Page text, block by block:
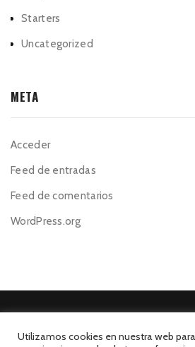
Starters
Uncategorized
META
Acceder
Feed de entradas
Feed de comentarios
WordPress.org
Utilizamos cookies en nuestra web